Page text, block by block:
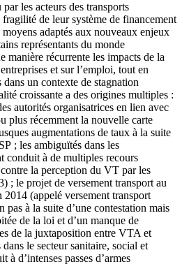
les acteurs des transports
de leur système de financement
adaptés aux nouveaux enjeux
représentants du monde
manière récurrente les impacts de la
et sur l’emploi, tout en
dans un contexte de stagnation
croissante a des origines multiples :
autorités organisatrices en lien avec
plus récemment la nouvelle carte
augmentations de taux à la suite
; les ambiguïtés dans les
conduit à de multiples recours
la perception du VT par les
; le projet de versement transport au
(appelé versement transport
à la suite d’une contestation mais
de la loi et d’un manque de
de la juxtaposition entre VTA et
le secteur sanitaire, social et
d’intenses passes d’armes